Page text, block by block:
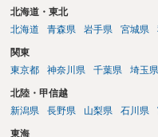
に否定するものではなく、引
有効とされています。 今後の
（誰が所有者で誰が実際に住
ほしいこと、③自分たちの居
基本方針としたうえで、仮に
成することが重要です。 契約
め・定期借家に関する記載の
北海道・東北
北海道
青森県 岩手県 宮城県
関東
東京都
神奈川県 千葉県 埼玉県
北陸・甲信越
新潟県
長野県 山梨県 石川県
東海